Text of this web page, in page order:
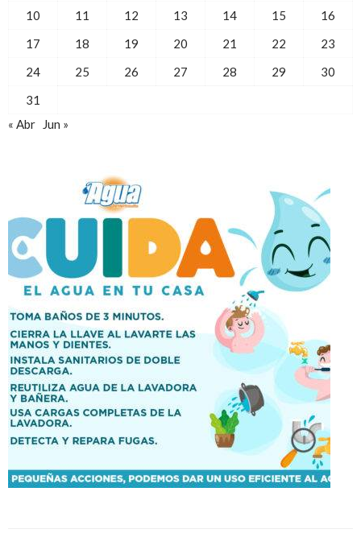
10
11 12 13 14 15
16
17
18 19 20 21 22
23
24
25 26 27 28 29
30
31
« Abr
Jun »